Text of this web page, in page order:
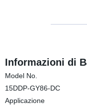
Informazioni di
Model No.
15DDP-GY86-DC
Applicazione